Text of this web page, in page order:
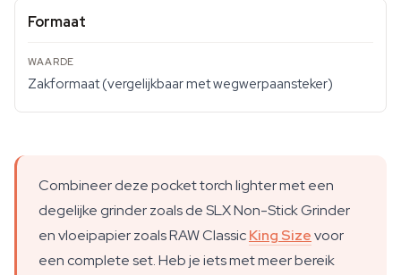
Formaat
Zakformaat (vergelijkbaar met wegwerpaansteker)
Combineer deze pocket torch lighter met een
degelijke grinder zoals de SLX Non-Stick Grinder
en vloeipapier zoals RAW ClassicKing Sizevoor
een complete set. Heb je iets met meer bereik